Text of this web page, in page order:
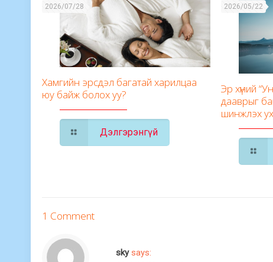
2026/07/28
Хамгийн эрсдэл багатай харилцаа
юу байж болох уу?
Дэлгэрэнгүй
2026/05/22
Эр хүний
дааврыг
шинжлэх
1 Comment
sky says: